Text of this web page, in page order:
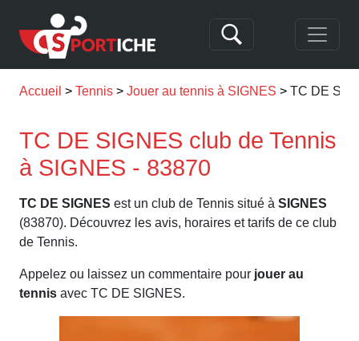
Accueil Tennis Jouer au tennis à SIGNES TC DE
TC DE SIGNES club de Tennis
à SIGNES - 83870
TC DE SIGNES est un club de Tennis situé à SIGNES
(83870). Découvrez les avis, horaires et tarifs de ce club
de Tennis.
Appelez ou laissez un commentaire pour jouer au
tennis avec TC DE SIGNES.